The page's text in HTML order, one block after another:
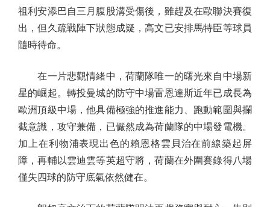
祖利安添巴自三月腹股溝受傷後，雖趕及在歐聯決賽復
出，但久疏戰陣下狀態成疑，高文已安排馬特臣等球員
隨時待命。
在一片悲觀情緒中，荷蘭隊唯一的曙光來自中場新
星的崛起。轉投曼城的防守中場雷恩達斯近年已成長為
歐洲頂級中場，他具備極強的推進能力、跑動範圍與攔
截意識，攻守兼備，已儼然成為荷蘭隊的中場發電機。
加上在利物浦表現出色的賴恩格雲貝治在前線築起屏
障，再輔以雲迪雲等英超守將，荷蘭在外圍賽錄得八場
僅失四球的防守底氣依然健在。